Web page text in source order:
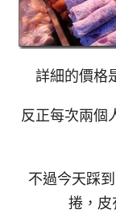
詳細的價格
反正每次兩個
不過今天踩
捲，皮